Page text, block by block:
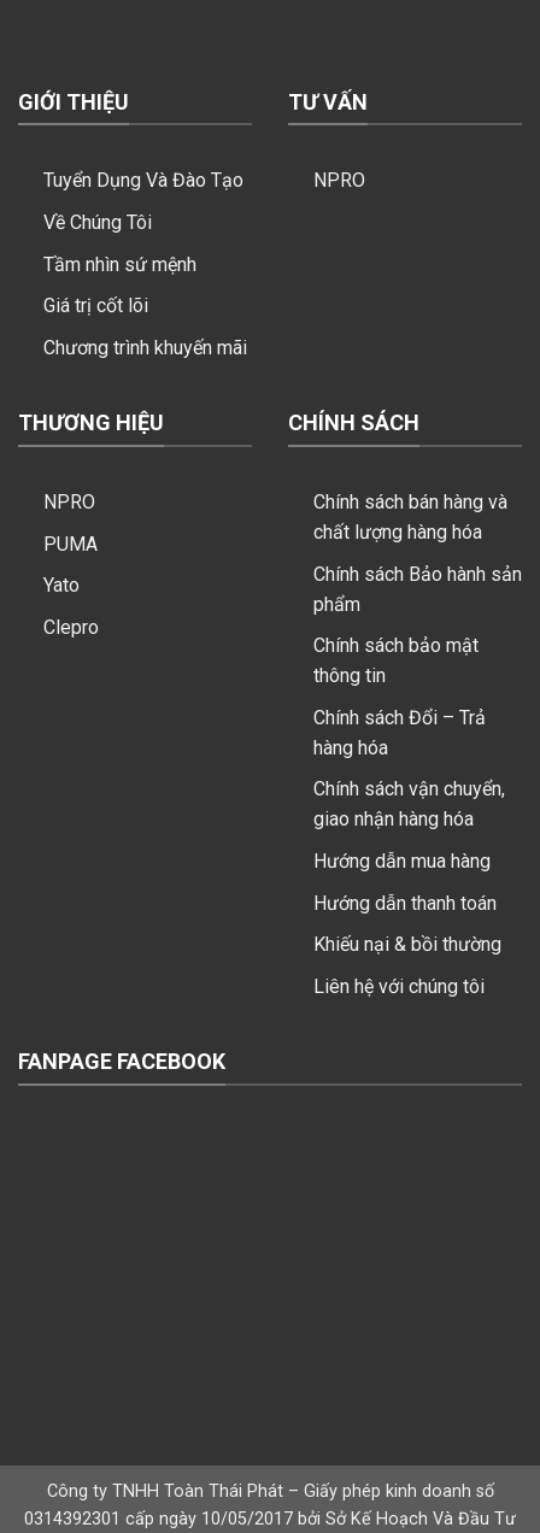
GIỚI THIỆU
Tuyển Dụng Và Đào Tạo
Về Chúng Tôi
Tầm nhìn sứ mệnh
Giá trị cốt lõi
Chương trình khuyến mãi
TƯ VẤN
NPRO
THƯƠNG HIỆU
NPRO
PUMA
Yato
Clepro
CHÍNH SÁCH
Chính sách bán hàng và
chất lượng hàng hóa
Chính sách Bảo hành sản
phẩm
Chính sách bảo mật
thông tin
Chính sách Đổi – Trả
hàng hóa
Chính sách vận chuyển,
giao nhận hàng hóa
Hướng dẫn mua hàng
Hướng dẫn thanh toán
Khiếu nại & bồi thường
Liên hệ với chúng tôi
FANPAGE FACEBOOK
Công ty TNHH Toàn Thái Phát – Giấy phép kinh doanh số
0314392301 cấp ngày 10/05/2017 bởi Sở Kế Hoạch Và Đầu Tư